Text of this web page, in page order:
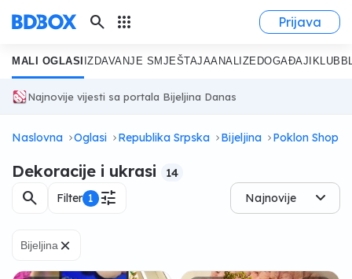
search apps Prijava
MALI OGLASI IZDAVANJE SMJEŠTAJAANALIZE DOGAĐAJI KLUB
Najnovije vijesti sa portala Bijeljina Danas
Naslovna Oglasi Republika Srpska Bijeljina Poklon Shop
Dekoracije i ukrasi 14
search Filter 1 tune Najnovije
Bijeljina×